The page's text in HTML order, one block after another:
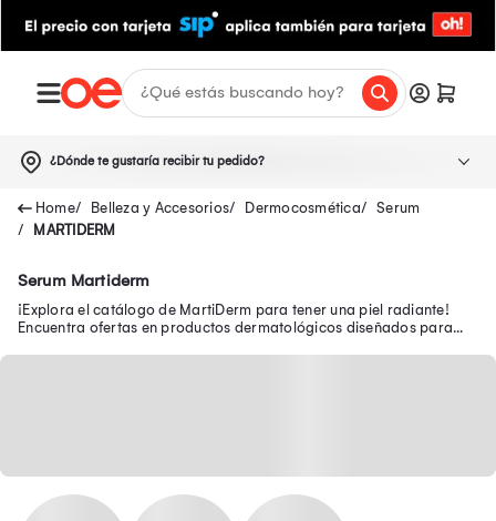
¿Dónde te gustaría recibir tu pedido?
Belleza y Accesorios Dermocosmética
Serum
MARTIDERM
Serum Martiderm
¡Explora el catálogo de MartiDerm para tener una piel radiante!
Encuentra ofertas en productos dermatológicos diseñados para